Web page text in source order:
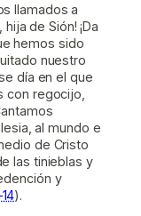
llamados a
de Sión! ¡Da
hemos sido
nuestro
día en el que
con regocijo,
al mundo e
de Cristo
las tinieblas y
y
).